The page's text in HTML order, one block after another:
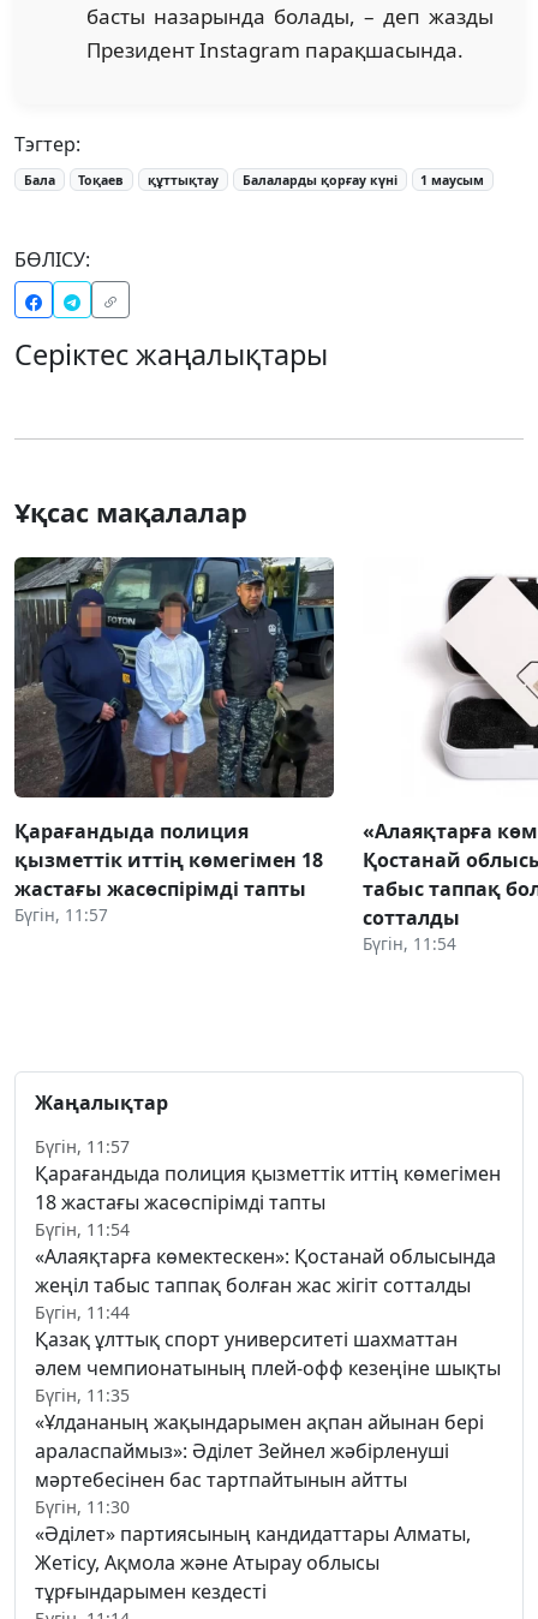
басты назарында болады, – деп жазды
Президент Instagram парақшасында.
Тэгтер:
Бала Тоқаев құттықтау Балаларды қорғау күні 1 маусым
БӨЛІСУ:
Серіктес жаңалықтары
Ұқсас мақалалар
Қарағандыда полиция
қызметтік иттің көмегімен 18
жастағы жасөспірімді тапты
Бүгін, 11:57
«Алаяқтарға
Қостанай
табыс таппақ
сотталды
Бүгін, 11:54
Жаңалықтар
Бүгін, 11:57
Қарағандыда полиция қызметтік иттің көмегімен
18 жастағы жасөспірімді тапты
Бүгін, 11:54
«Алаяқтарға көмектескен»: Қостанай облысында
жеңіл табыс таппақ болған жас жігіт сотталды
Бүгін, 11:44
Қазақ ұлттық спорт университеті шахматтан
әлем чемпионатының плей-офф кезеңіне шықты
Бүгін, 11:35
«Ұлдананың жақындарымен ақпан айынан бері
араласпаймыз»: Әділет Зейнел жәбірленуші
мәртебесінен бас тартпайтынын айтты
Бүгін, 11:30
«Әділет» партиясының кандидаттары Алматы,
Жетісу, Ақмола және Атырау облысы
тұрғындарымен кездесті